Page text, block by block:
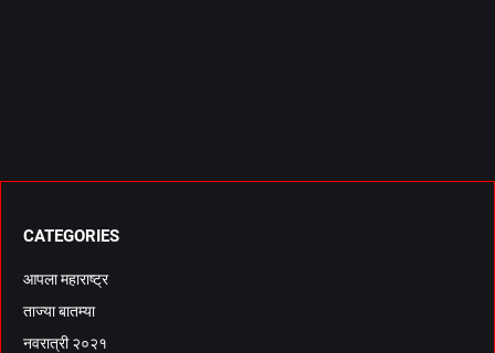
CATEGORIES
आपला महाराष्ट्र
ताज्या बातम्या
नवरात्री २०२१